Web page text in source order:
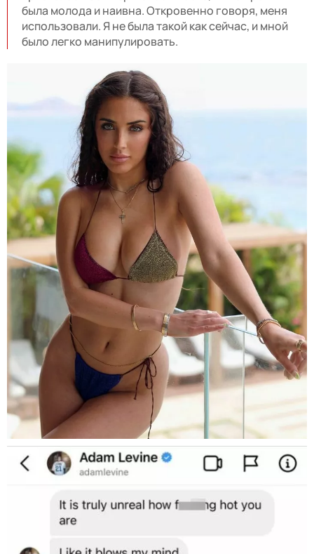
была молода и наивна. Откровенно говоря, меня
использовали. Я не была такой как сейчас, и мной
было легко манипулировать.